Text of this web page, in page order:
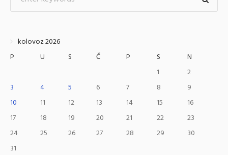
kolovoz 2026
P
U S Č P S
N
1
2
3
4 5 6 7 8
9
10
11 12 13 14 15
16
17
18 19 20 21 22
23
24
25 26 27 28 29
30
31